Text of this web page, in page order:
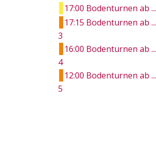
17:00 Bodenturnen ab ...
17:15 Bodenturnen ab ...
3
16:00 Bodenturnen ab ...
4
12:00 Bodenturnen ab ...
5